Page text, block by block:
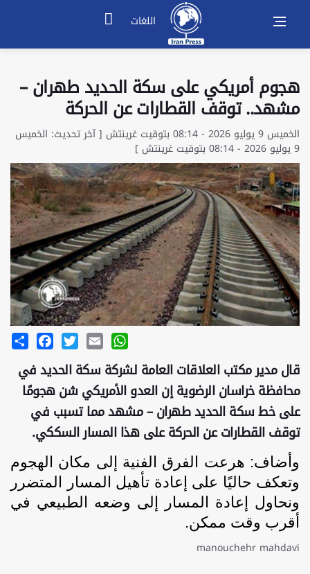
اللغات
هجوم أمريكي على سكة الحديد طهران –
مشهد.. توقف القطارات عن الحركة
الخميس 9 يوليو 2026 - 08:14 بتوقيت غرينتش [ آخر تحديث: الخميس
9 يوليو 2026 - 08:14 بتوقيت غرينتش ]
Share
FacebookTwitterEmail
WhatsApp
قال مدير مكتب العلاقات العامة لشركة سكة الحديد في
محافظة خراسان الرضوية إن العدو الأمريكي شن هجومًا
على خط سكة الحديد طهران – مشهد مما تسبب في
توقف القطارات عن الحركة على هذا المسار السككي.
وأضاف: هرعت الفرق الفنية إلى مكان الهجوم
وتعكف حاليًا على إعادة تأهيل المسار المتضرر
ونحاول إعادة المسار إلى وضعه الطبيعي في
أقرب وقت ممكن.
manouchehr mahdavi